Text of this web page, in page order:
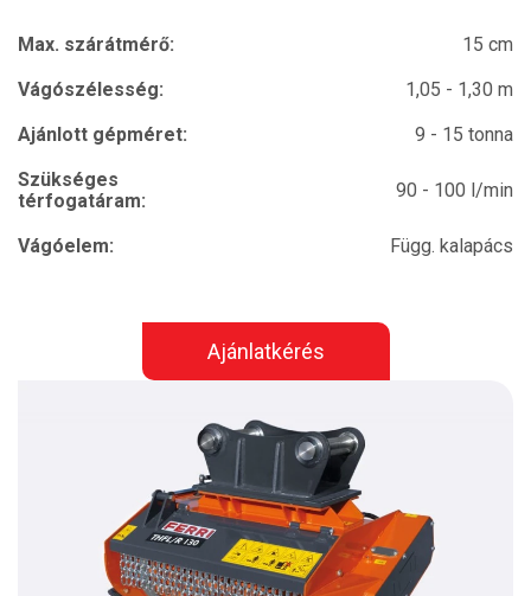
Max. szárátmérő:
15 cm
Vágószélesség:
1,05 - 1,30 m
Ajánlott gépméret:
9 - 15 tonna
Szükséges
térfogatáram:
90 - 100 l/min
Vágóelem: Függ. kalapács
Ajánlatkérés